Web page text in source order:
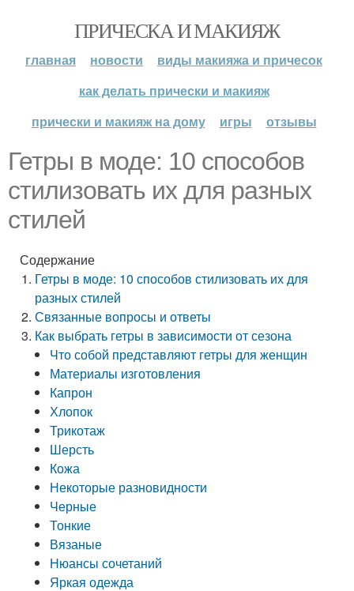
ПРИЧЕСКА И МАКИЯЖ
главная новости
виды макияжа и причесок
как делать прически и макияж
прически и макияж на дому
игры отзывы
Гетры в моде: 10 способов
стилизовать их для разных
стилей
Содержание
Гетры в моде: 10 способов стилизовать их для
разных стилей
Связанные вопросы и ответы
Как выбрать гетры в зависимости от сезона
Что собой представляют гетры для женщин
Материалы изготовления
Капрон
Хлопок
Трикотаж
Шерсть
Кожа
Некоторые разновидности
Черные
Тонкие
Вязаные
Нюансы сочетаний
Яркая одежда